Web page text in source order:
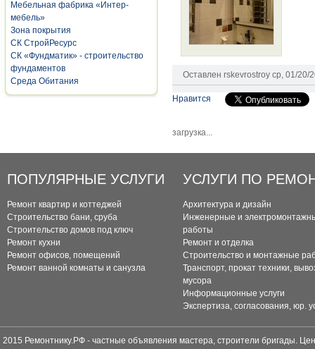
Мебельная фабрика «Интер-
мебель»
Зона покрытия
СК СтройРесурс
СК «Фундматик» - строительство
фундаментов
Среда Обитания
Оставлен rskevrostroy ср, 01/20/
Нравится
загрузка...
ПОПУЛЯРНЫЕ УСЛУГИ
Ремонт квартир и коттеджей
Строительство бани, сруба
Строительство домов под ключ
Ремонт кухни
Ремонт офисов, помещений
Ремонт ванной комнаты и санузла
УСЛУГИ ПО
Архитектура и дизайн
Инженерные и
работы
Ремонт и отделка
Строительство и монтажные
Транспорт, прокат техники,
мусора
Информационные услуги
Экспертиза, согласования, юр.
2015 Ремонтнику.РФ - частные объявления мастера, строители бригады.